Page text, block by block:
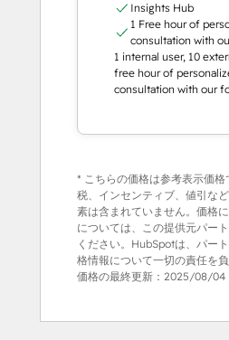
Insights Hub
1 Free hour of
consultation with
1 internal user, 10
free hour of
consultation with our
* こちらの価格は参考表示価格
税、インセンティブ、値引な
素は含まれていません。価格
については、この提供元パー
ください。HubSpotは、パー
格情報について一切の責任を
価格の最終更新： 2025/08/04